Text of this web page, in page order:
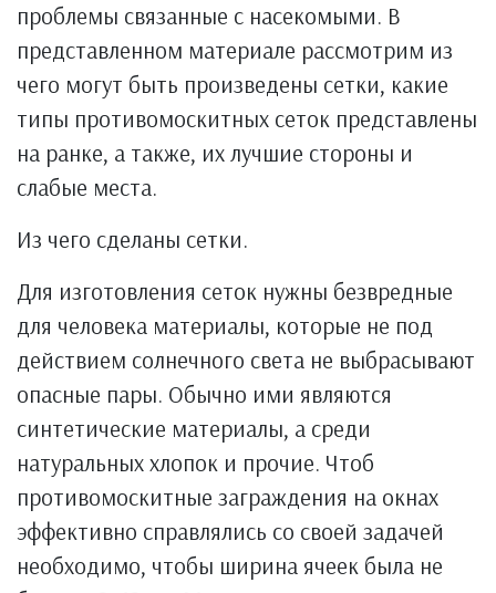
проблемы связанные с насекомыми. В
представленном материале рассмотрим из
чего могут быть произведены сетки, какие
типы противомоскитных сеток представлены
на ранке, а также, их лучшие стороны и
слабые места.
Из чего сделаны сетки.
Для изготовления сеток нужны безвредные
для человека материалы, которые не под
действием солнечного света не выбрасывают
опасные пары. Обычно ими являются
синтетические материалы, а среди
натуральных хлопок и прочие. Чтоб
противомоскитные заграждения на окнах
эффективно справлялись со своей задачей
необходимо, чтобы ширина ячеек была не